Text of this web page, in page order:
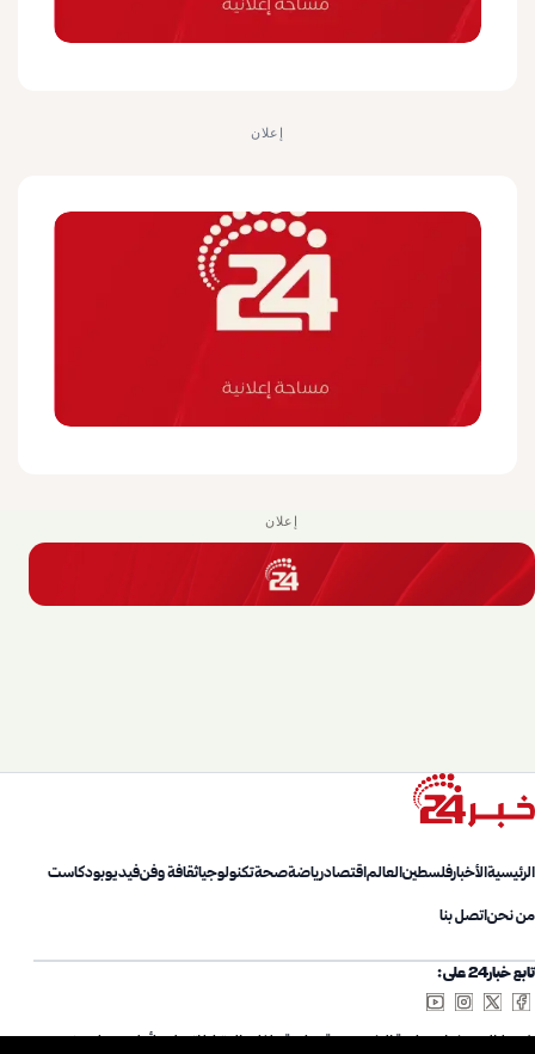
إعلان
إعلان
الرئيسيةالأخبارفلسطينالعالماقتصادرياضةصحةتكنولوجياثقافة وفنفيديوبودكاست
من نحناتصل بنا
تابع خبار24 على:
شروط الاستخدامسياسة الخصوصيةسياسة ملفات الارتباطاتصل بناأعلن معنامن نحن